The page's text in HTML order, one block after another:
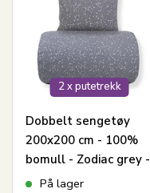
2 x putetrekk
Dobbelt sengetøy
200x200 cm - 100%
bomull - Zodiac grey -
Vendbart med
På lager